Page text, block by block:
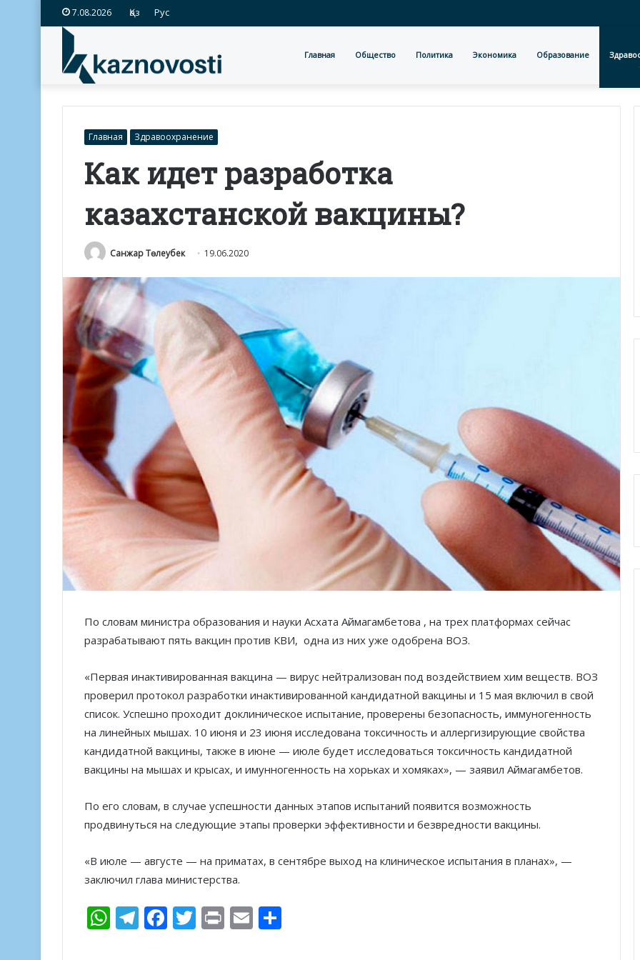
7.08.2026 Қаз Рус
Главная Общество Политика Экономика Образование
Главная Здравоохранение
Как идет разработка
казахстанской вакцины?
Санжар Төлеубек 19.06.2020
По словам министра образования и науки Асхата Аймагамбетова , на трех платформах сейчас
разрабатывают пять вакцин против КВИ, одна из них уже одобрена ВОЗ.
«Первая инактивированная вакцина — вирус нейтрализован под воздействием хим веществ. ВОЗ
проверил протокол разработки инактивированной кандидатной вакцины и 15 мая включил в свой
список. Успешно проходит доклиническое испытание, проверены безопасность, иммуногенность
на линейных мышах. 10 июня и 23 июня исследована токсичность и аллергизирующие свойства
кандидатной вакцины, также в июне — июле будет исследоваться токсичность кандидатной
вакцины на мышах и крысах, и имунногенность на хорьках и хомяках», — заявил Аймагамбетов.
По его словам, в случае успешности данных этапов испытаний появится возможность
продвинуться на следующие этапы проверки эффективности и безвредности вакцины.
«В июле — августе — на приматах, в сентябре выход на клиническое испытания в планах», —
заключил глава министерства.
W T F T Pr E